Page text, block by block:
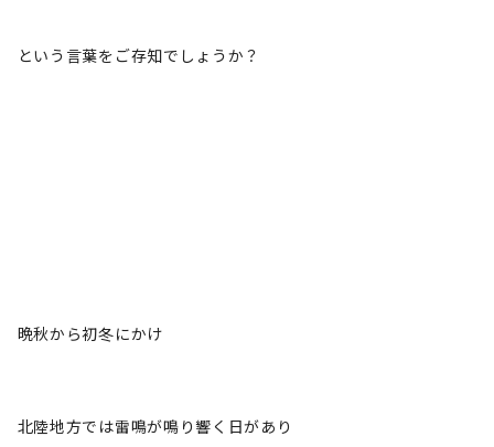
という言葉をご存知でしょうか？
晩秋から初冬にかけ
北陸地方では雷鳴が鳴り響く日があり